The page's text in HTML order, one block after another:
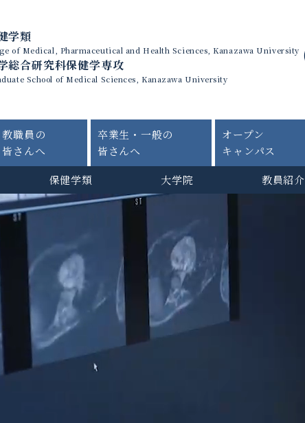
学類
of Medical, Pharmaceutical and Health Sciences, Kanazawa University
総合研究科保健学専攻
School of Medical Sciences, Kanazawa University
教職員の
皆さんへ
卒業生・一般の
皆さんへ
オープン
キャンパス
保健学類 大学院 教員紹介